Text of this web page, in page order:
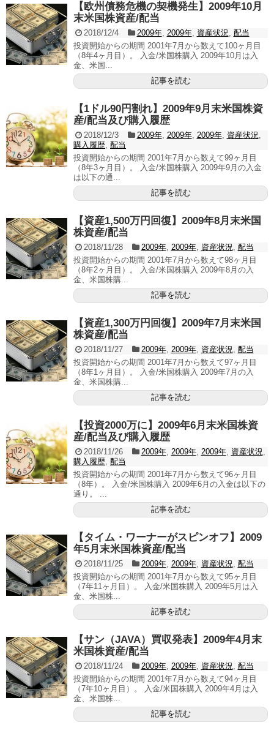
【欧州債務危機の契機発生】2009年10月
末米国株資産/配当
2018/12/4 2009年, 2009年, 資産状況, 配当
投資開始からの期間 2001年7月から数えて100ヶ月目
（8年4ヶ月目）。 入金/米国株購入 2009年10月は入
金、米国...
記事を読む
【1ドル90円割れ】2009年9月末米国株資
産/配当及び購入履歴
2018/12/3 2009年, 2009年, 2009年, 資産状況,
購入履歴, 配当
投資開始からの期間 2001年7月から数えて99ヶ月目
（8年3ヶ月目）。 入金/米国株購入 2009年9月の入金
は以下の通...
記事を読む
【資産1,500万円回復】2009年8月末米国
株資産/配当
2018/11/28 2009年, 2009年, 資産状況, 配当
投資開始からの期間 2001年7月から数えて98ヶ月目
（8年2ヶ月目）。 入金/米国株購入 2009年8月の入
金、米国株購...
記事を読む
【資産1,300万円回復】2009年7月末米国
株資産/配当
2018/11/27 2009年, 2009年, 資産状況, 配当
投資開始からの期間 2001年7月から数えて97ヶ月目
（8年1ヶ月目）。 入金/米国株購入 2009年7月の入
金、米国株購...
記事を読む
【投資2000万に】2009年6月末米国株資
産/配当及び購入履歴
2018/11/26 2009年, 2009年, 2009年, 資産状況,
購入履歴, 配当
投資開始からの期間 2001年7月から数えて96ヶ月目
（8年）。 入金/米国株購入 2009年6月の入金は以下の
通り。 ...
記事を読む
【タイム・ワーナーがスピンオフ】2009
年5月末米国株資産/配当
2018/11/25 2009年, 2009年, 資産状況, 配当
投資開始からの期間 2001年7月から数えて95ヶ月目
（7年11ヶ月目）。 入金/米国株購入 2009年5月は入
金、米国株...
記事を読む
【サン（JAVA）買収発表】2009年4月末
米国株資産/配当
2018/11/24 2009年, 2009年, 資産状況, 配当
投資開始からの期間 2001年7月から数えて94ヶ月目
（7年10ヶ月目）。 入金/米国株購入 2009年4月は入
金、米国株...
記事を読む